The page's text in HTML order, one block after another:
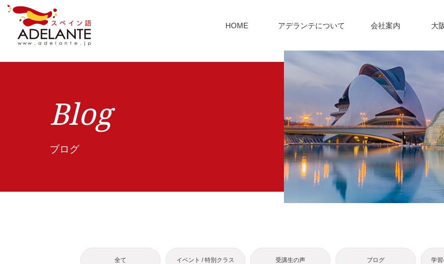
HOME アデランテについて 会社案内 大
Blog
ブログ
全て イベント / 特別クラス 受講生の声 ブログ 学